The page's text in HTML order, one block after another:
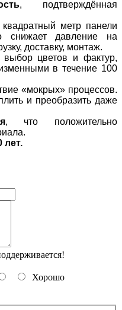
, подтверждённая
метр панели
снижает давление на
доставку, монтаж.
цветов и фактур,
в течение 100
«мокрых» процессов.
и преобразить даже
, что положительно
лет.
Хорошо